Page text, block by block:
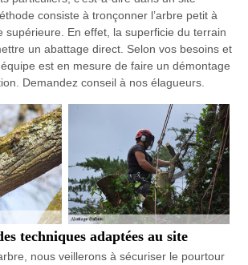
consiste à tronçonner l’arbre petit à
supérieure. En effet, la superficie du terrain
un abattage direct. Selon vos besoins et
est en mesure de faire un démontage
Demandez conseil à nos élagueurs.
techniques adaptées au site
nous veillerons à sécuriser le pourtour